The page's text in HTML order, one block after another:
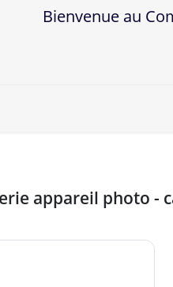
Bienvenue au
appareil photo -